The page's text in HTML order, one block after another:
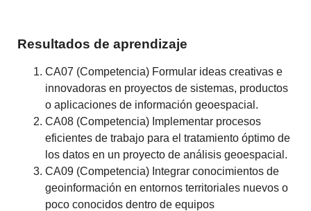
Resultados de aprendizaje
CA07 (Competencia) Formular ideas creativas e
innovadoras en proyectos de sistemas, productos
o aplicaciones de información geoespacial.
CA08 (Competencia) Implementar procesos
eficientes de trabajo para el tratamiento óptimo de
los datos en un proyecto de análisis geoespacial.
CA09 (Competencia) Integrar conocimientos de
geoinformación en entornos territoriales nuevos o
poco conocidos dentro de equipos